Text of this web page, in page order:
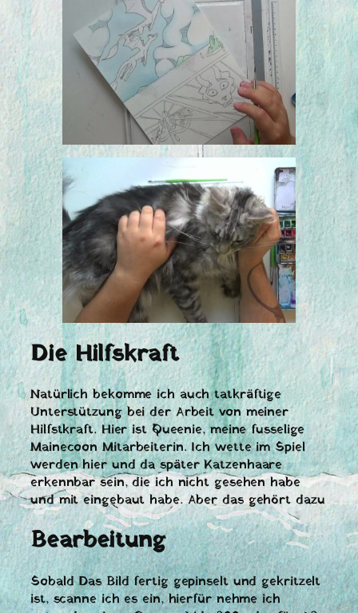
Die Hilfskraft
Natürlich bekomme ich auch tatkräftige
Unterstützung bei der Arbeit von meiner
Hilfstkraft. Hier ist Queenie, meine fusselige
Mainecoon Mitarbeiterin. Ich wette im Spiel
werden hier und da später Katzenhaare
erkennbar sein, die ich nicht gesehen habe
und mit eingebaut habe. Aber das gehört dazu
Bearbeitung
Sobald Das Bild fertig gepinselt und gekritzelt
ist, scanne ich es ein, hierfür nehme ich